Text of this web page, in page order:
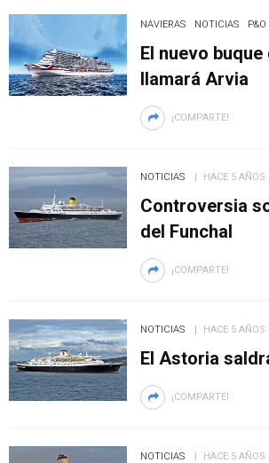
NAVIERAS NOTICIAS P&O
El nuevo buque
llamará Arvia
¡COMPARTE!
NOTICIAS HACE 5 AÑOS
Controversia
del Funchal
¡COMPARTE!
NOTICIAS HACE 5 AÑOS
El Astoria
¡COMPARTE!
NOTICIAS HACE 5 AÑOS